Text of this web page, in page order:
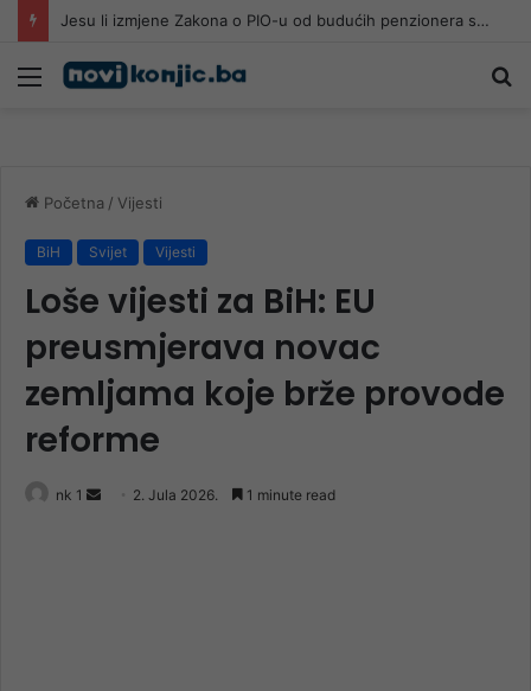
Jesu li izmjene Zakona o PIO-u od budućih penzionera sa 30 godina staža i 65 godina života napravile socijalne slučajeve
Meni
Početna / Vijesti
BiH Svijet Vijesti
Loše vijesti za BiH: EU
preusmjerava novac
zemljama koje brže provode
reforme
nk 1
Send 2. Jula 2026. 1 minute read